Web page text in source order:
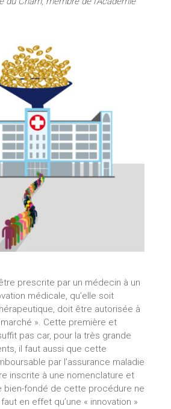
prescrite par un médecin à un
médicale, qu’elle soit
doit être autorisée à
». Cette première et
pas car, pour la très grande
il faut aussi que cette
par l’assurance maladie
inscrite à une nomenclature et
bien-fondé de cette procédure ne
en effet qu’une « innovation »